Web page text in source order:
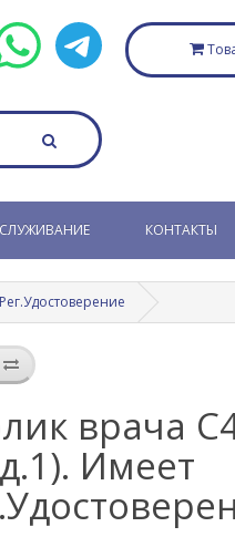
КОНТАКТЫ
врача
Имеет